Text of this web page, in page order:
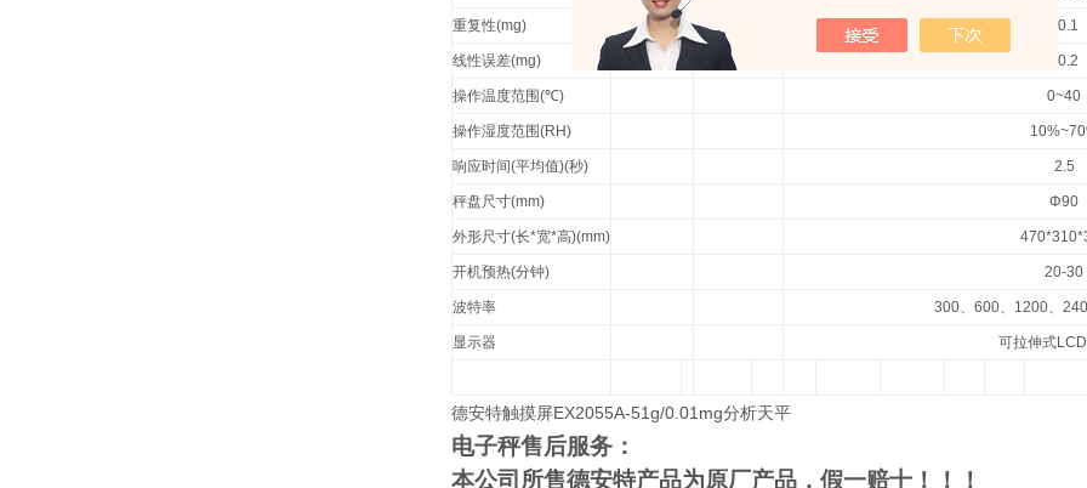
重复性(mg) ±0.1
线性误差(mg) ±0.2
操作温度范围(℃) 0~40
操作湿度范围(RH)
响应时间(平均值)(秒) 2.5
秤盘尺寸(mm) Φ90
外形尺寸(长*宽*高)(mm)
开机预热(分钟) 20-30
波特率 300、 600、 1200、
显示器 可拉伸式LCD
德安特触摸屏EX2055A-51g/0.01mg分析天平
电子秤售后服务：
本公司所售德安特产品为原厂产品，假一赔十！！！